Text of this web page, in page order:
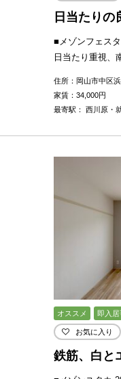
日当たりの
■メゾンフェス
日当たり重視、
住所：岡山市中区
家賃： 34,000円
最寄駅： 西川原・
オススメ 即入居
お気に入り
鉄筋、白と